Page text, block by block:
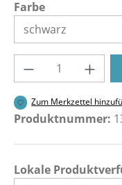
Farbeauswählen
Produkt
Zum Merkzettel
Produktnummer:
Lokale